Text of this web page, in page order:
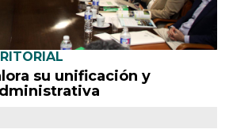
su unificación y